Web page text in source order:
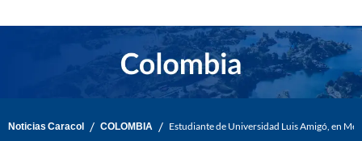
Noticias Caracol / COLOMBIA / Estudiante de Universidad Luis Amigó, en